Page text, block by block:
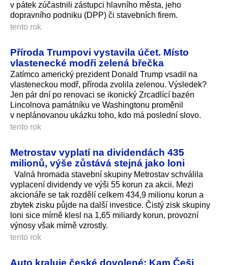
v pátek zúčastnili zástupci hlavního města, jeho
dopravního podniku (DPP) či stavebních firem.
tento rok
Příroda Trumpovi vystavila účet. Místo
vlastenecké modři zelená břečka
Zatímco americký prezident Donald Trump vsadil na
vlasteneckou modř, příroda zvolila zelenou. Výsledek?
Jen pár dní po renovaci se ikonický Zrcadlící bazén
Lincolnova památníku ve Washingtonu proměnil
v neplánovanou ukázku toho, kdo má poslední slovo.
tento rok
Metrostav vyplatí na dividendách 435
milionů, výše zůstává stejná jako loni
Valná hromada stavební skupiny Metrostav schválila
vyplacení dividendy ve výši 55 korun za akcii. Mezi
akcionáře se tak rozdělí celkem 434,9 milionu korun a
zbytek zisku půjde na další investice. Čistý zisk skupiny
loni sice mírně klesl na 1,65 miliardy korun, provozní
výnosy však mírně vzrostly.
tento rok
Auto kraluje české dovolené: Kam Češi